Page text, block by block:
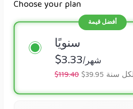
Choose your plan
سنويًا
$3.33 /شهر
$119.40 لكل سنة